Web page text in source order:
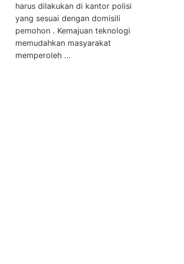
harus dilakukan di kantor polisi
yang sesuai dengan domisili
pemohon . Kemajuan teknologi
memudahkan masyarakat
memperoleh …